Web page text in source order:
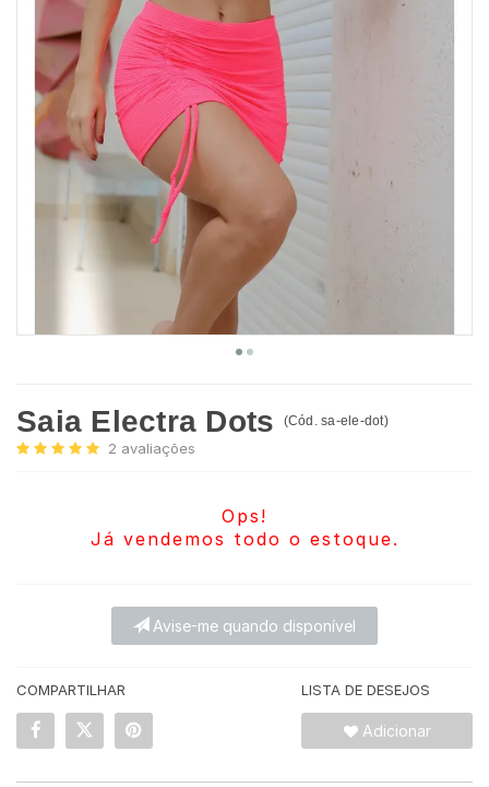
Saia Electra Dots (Cód. sa-ele-dot)
2 avaliações
Ops!
Já vendemos todo o estoque.
Avise-me quando disponível
COMPARTILHAR LISTA DE DESEJOS
Adicionar